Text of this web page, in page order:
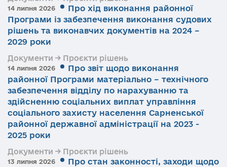
14 липня 2026
Про хід виконання районної
Програми із забезпечення виконання судових
рішень та виконавчих документів на 2024 –
2029 роки
Документи → Проєкти рішень
14 липня 2026
Про звіт щодо виконання
районної Програми матеріально – технічного
забезпечення відділу по нарахуванню та
здійсненню соціальних виплат управління
соціального захисту населення Сарненської
районної державної адміністрації на 2023 -
2025 роки
Документи → Проєкти рішень
13 липня 2026
Про стан законності, заходи щодо